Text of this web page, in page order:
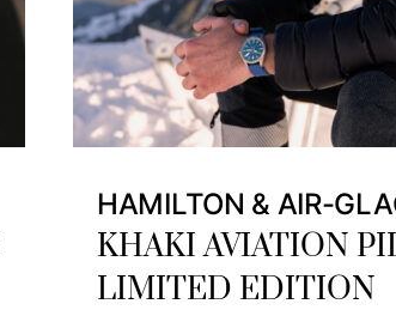
HAMILTON & AIR-
KHAKI AVIATION
LIMITED EDITION